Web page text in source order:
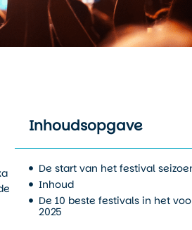
Inhoudsopgave
De start van het festival
Inhoud
De 10 beste festivals in het
2025